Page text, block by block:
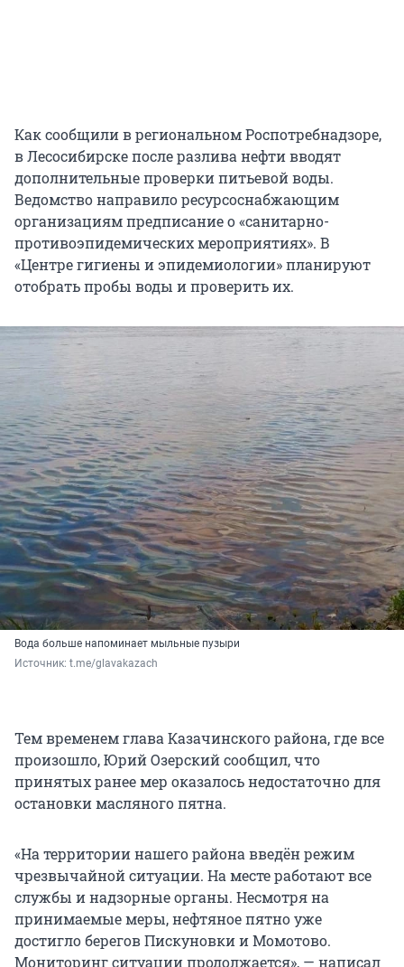
Как сообщили в региональном Роспотребнадзоре,
в Лесосибирске после разлива нефти вводят
дополнительные проверки питьевой воды.
Ведомство направило ресурсоснабжающим
организациям предписание о «санитарно-
противоэпидемических мероприятиях». В
«Центре гигиены и эпидемиологии» планируют
отобрать пробы воды и проверить их.
Вода больше напоминает мыльные пузыри
Источник: t.me/glavakazach
Тем временем глава Казачинского района, где все
произошло, Юрий Озерский сообщил, что
принятых ранее мер оказалось недостаточно для
остановки масляного пятна.
«На территории нашего района введён режим
чрезвычайной ситуации. На месте работают все
службы и надзорные органы. Несмотря на
принимаемые меры, нефтяное пятно уже
достигло берегов Пискуновки и Момотово.
Мониторинг ситуации продолжается», — написал